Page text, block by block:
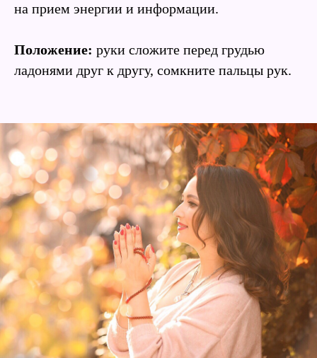
на прием энергии и информации.
Положение: руки сложите перед грудью
ладонями друг к другу, сомкните пальцы рук.